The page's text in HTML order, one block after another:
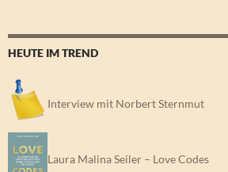
HEUTE IM TREND
Interview mit Norbert Sternmut
Laura Malina Seiler – Love Codes